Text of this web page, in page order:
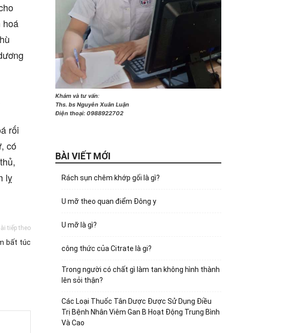
hoá
rối
có
lỵ
tiếp theo
bất túc
Khám và tư vấn:
Ths. bs Nguyễn Xuân Luận
Điện thoại: 0988922702
BÀI VIẾT MỚI
Rách sụn chêm khớp gối là gì?
U mỡ theo quan điểm Đông y
U mỡ là gì?
công thức của Citrate là gi?
Trong người có chất gì làm tan không hình thành
lên sỏi thận?
Các Loại Thuốc Tân Dược Được Sử Dụng Điều
Trị Bệnh Nhân Viêm Gan B Hoạt Động Trung Bình
Và Cao